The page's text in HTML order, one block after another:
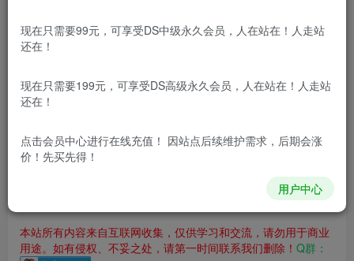
立即购买
更新及时
极速下载 安全绿色 网盘下载
本站内容分为：
本站所有内容来自互联网收集，仅供学习和交流，请勿用于商业
用途。如有侵权、不妥之处，请第一时间联系我们删除！ Q群：
现在只需要99元，可享受DS中级永久会员，人在站在！人走站
还在！
现在只需要199元，可享受DS高级永久会员，人在站在！人走站
还在！
点击会员中心进行在线充值！ 因站点后续维护需求，后期会涨
价！先买先得！
用户中心